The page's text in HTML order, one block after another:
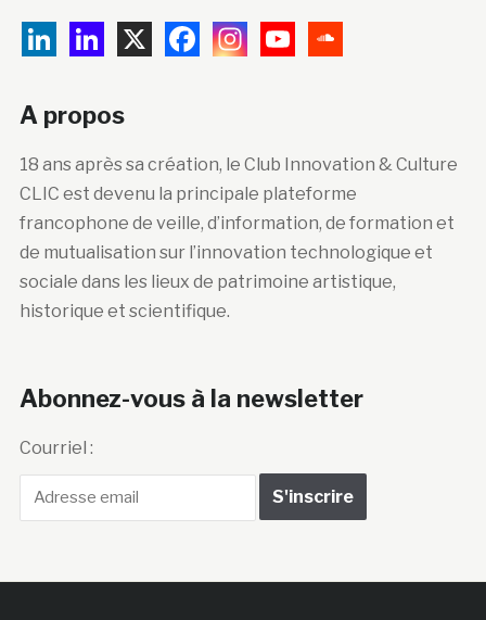
A propos
18 ans après sa création, le Club Innovation & Culture
CLIC est devenu la principale plateforme
francophone de veille, d’information, de formation et
de mutualisation sur l’innovation technologique et
sociale dans les lieux de patrimoine artistique,
historique et scientifique.
Abonnez-vous à la newsletter
Courriel :